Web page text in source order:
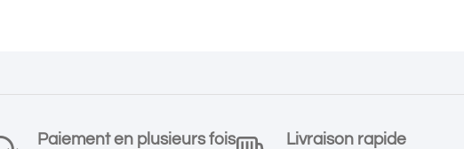
Paiement en plusieurs fois Livraison rapide